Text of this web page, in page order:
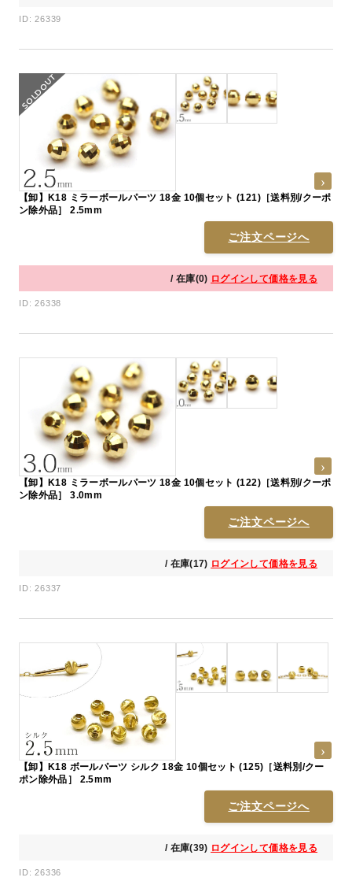
ID: 26339
【卸】K18 ミラーボールパーツ 18金 10個セット (121)［送料別/クーポ
ン除外品］ 2.5mm
ご注文ページへ
/ 在庫(0) ログインして価格を見る
ID: 26338
【卸】K18 ミラーボールパーツ 18金 10個セット (122)［送料別/クーポ
ン除外品］ 3.0mm
ご注文ページへ
/ 在庫(17) ログインして価格を見る
ID: 26337
【卸】K18 ボールパーツ シルク 18金 10個セット (125)［送料別/クー
ポン除外品］ 2.5mm
ご注文ページへ
/ 在庫(39) ログインして価格を見る
ID: 26336